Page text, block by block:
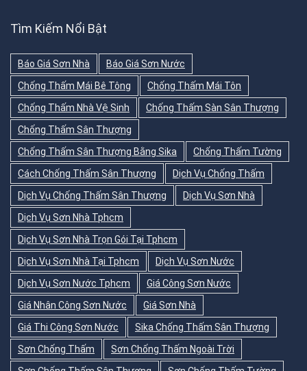
Tìm Kiếm Nổi Bật
Báo Giá Sơn Nhà
Báo Giá Sơn Nước
Chống Thấm Mái Bê Tông
Chống Thấm Mái Tôn
Chống Thấm Nhà Vệ Sinh
Chống Thấm Sàn Sân Thượng
Chống Thấm Sân Thượng
Chống Thấm Sân Thượng Bằng Sika
Chống Thấm Tường
Cách Chống Thấm Sân Thượng
Dịch Vụ Chống Thấm
Dịch Vụ Chống Thấm Sân Thượng
Dịch Vụ Sơn Nhà
Dịch Vụ Sơn Nhà Tphcm
Dịch Vụ Sơn Nhà Trọn Gói Tại Tphcm
Dịch Vụ Sơn Nhà Tại Tphcm
Dịch Vụ Sơn Nước
Dịch Vụ Sơn Nước Tphcm
Giá Công Sơn Nước
Giá Nhân Công Sơn Nước
Giá Sơn Nhà
Giá Thi Công Sơn Nước
Sika Chống Thấm Sân Thượng
Sơn Chống Thấm
Sơn Chống Thấm Ngoài Trời